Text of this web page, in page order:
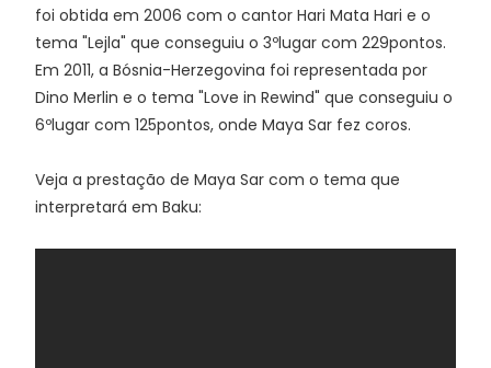
foi obtida em 2006 com o cantor Hari Mata Hari e o
tema "Lejla" que conseguiu o 3ºlugar com 229pontos.
Em 2011, a Bósnia-Herzegovina foi representada por
Dino Merlin e o tema "Love in Rewind" que conseguiu o
6ºlugar com 125pontos, onde Maya Sar fez coros.
Veja a prestação de Maya Sar com o tema que
interpretará em Baku: